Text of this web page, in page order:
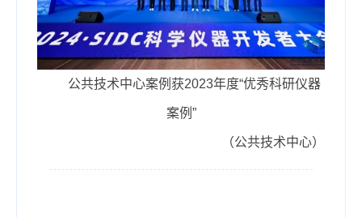
公共技术中心案例获2023年度“优秀科研仪器
案例”
（公共技术中心）